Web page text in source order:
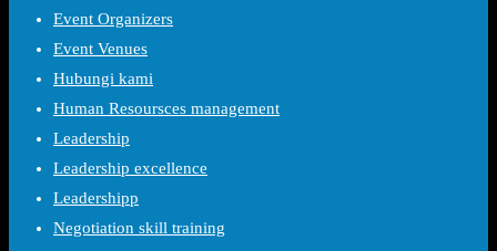
Event Organizers
Event Venues
Hubungi kami
Human Resoursces management
Leadership
Leadership excellence
Leadershipp
Negotiation skill training